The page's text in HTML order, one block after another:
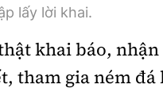
lấy lời khai.
khai báo,
tham gia ném